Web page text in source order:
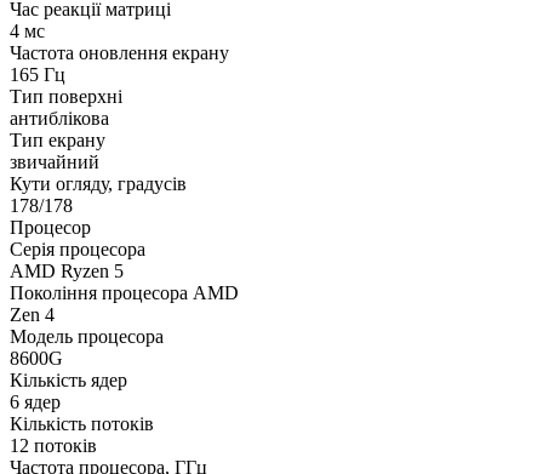
Час реакції матриці
4 мс
Частота оновлення екрану
165 Гц
Тип поверхні
антиблікова
Тип екрану
звичайний
Кути огляду, градусів
178/178
Процесор
Серія процесора
AMD Ryzen 5
Покоління процесора AMD
Zen 4
Модель процесора
8600G
Кількість ядер
6 ядер
Кількість потоків
12 потоків
Частота процесора, ГГц